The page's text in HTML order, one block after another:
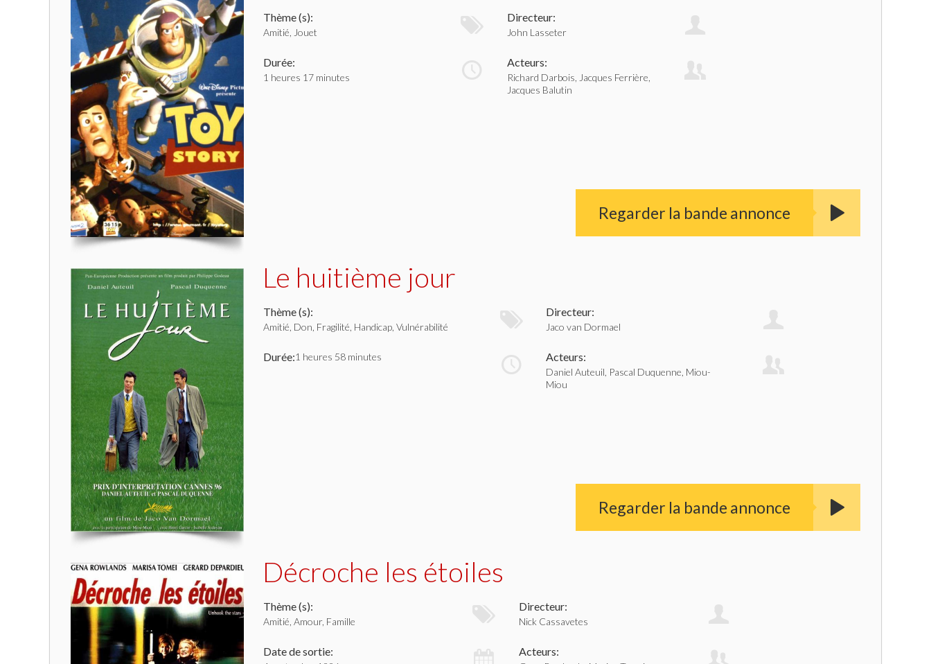
Thème (s):
Amitié, Jouet
Durée:
1 heures 17 minutes
Directeur:
John Lasseter
Acteurs:
Richard Darbois, Jacques Ferrière,
Jacques Balutin
Regarder la bande annonce
Le huitième jour
Thème (s):
Amitié, Don, Fragilité, Handicap, Vulnérabilité
Durée:1 heures 58 minutes
Directeur:
Jaco van Dormael
Acteurs:
Daniel Auteuil, Pascal Duquenne, Miou-
Miou
Regarder la bande annonce
Décroche les étoiles
Thème (s):
Amitié, Amour, Famille
Date de sortie:
Directeur:
Nick Cassavetes
Acteurs: